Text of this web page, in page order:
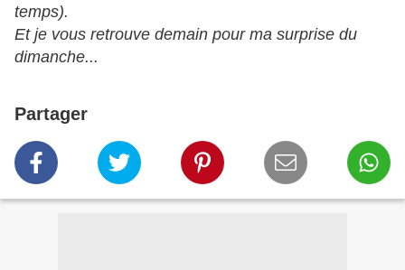
temps).
Et je vous retrouve demain pour ma surprise du
dimanche...
Partager